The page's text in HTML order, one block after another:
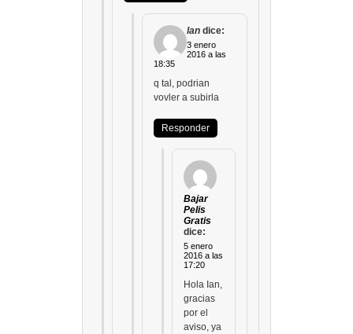
lan dice:
3 enero
2016 a las
18:35
q tal, podrian
vovler a subirla
Responder
Bajar
Pelis
Gratis
dice:
5 enero
2016 a las
17:20
Hola Ian,
gracias
por el
aviso, ya